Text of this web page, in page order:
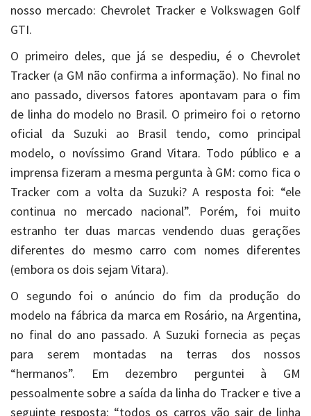
nosso mercado: Chevrolet Tracker e Volkswagen Golf
GTI.
O primeiro deles, que já se despediu, é o Chevrolet
Tracker (a GM não confirma a informação). No final no
ano passado, diversos fatores apontavam para o fim
de linha do modelo no Brasil. O primeiro foi o retorno
oficial da Suzuki ao Brasil tendo, como principal
modelo, o novíssimo Grand Vitara. Todo público e a
imprensa fizeram a mesma pergunta à GM: como fica o
Tracker com a volta da Suzuki? A resposta foi: “ele
continua no mercado nacional”. Porém, foi muito
estranho ter duas marcas vendendo duas gerações
diferentes do mesmo carro com nomes diferentes
(embora os dois sejam Vitara).
O segundo foi o anúncio do fim da produção do
modelo na fábrica da marca em Rosário, na Argentina,
no final do ano passado. A Suzuki fornecia as peças
para serem montadas na terras dos nossos
“hermanos”. Em dezembro perguntei à GM
pessoalmente sobre a saída da linha do Tracker e tive a
seguinte resposta: “todos os carros vão sair de linha